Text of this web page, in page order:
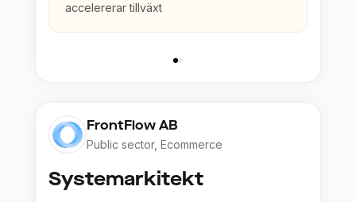
accelererar tillväxt
FrontFlow AB
Public sector, Ecommerce
Systemarkitekt